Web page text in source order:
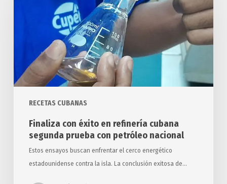
RECETAS CUBANAS
segunda
prueba
con
petróleo
Finaliza con éxito en refinería cubana
segunda prueba con petróleo nacional
Estos ensayos buscan enfrentar el cerco energético
estadounidense contra la isla. La conclusión exitosa de…